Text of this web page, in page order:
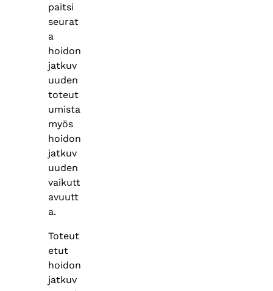
paitsi
seurat
a
hoidon
jatkuv
uuden
toteut
umista
myös
hoidon
jatkuv
uuden
vaikutt
avuutt
a.
Toteut
etut
hoidon
jatkuv